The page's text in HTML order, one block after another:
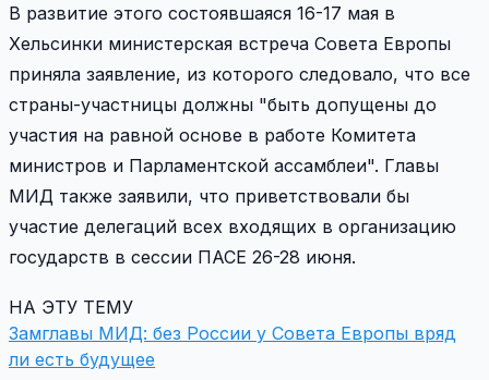
В развитие этого состоявшаяся 16-17 мая в
Хельсинки министерская встреча Совета Европы
приняла заявление, из которого следовало, что все
страны-участницы должны "быть допущены до
участия на равной основе в работе Комитета
министров и Парламентской ассамблеи". Главы
МИД также заявили, что приветствовали бы
участие делегаций всех входящих в организацию
государств в сессии ПАСЕ 26-28 июня.
НА ЭТУ ТЕМУ
Замглавы МИД: без России у Совета Европы вряд
ли есть будущее